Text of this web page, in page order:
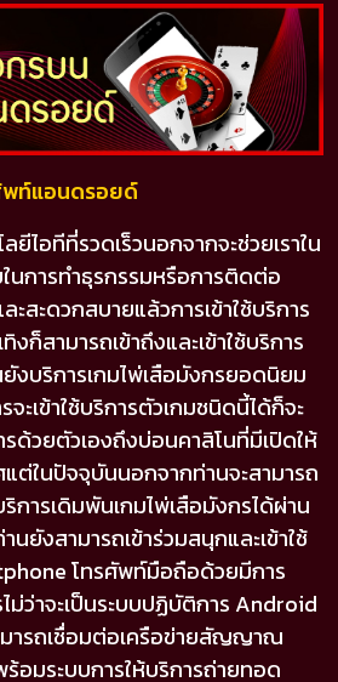
พท์แอนดรอยด์
ไอทีที่รวดเร็วนอกจากจะช่วยเราใน
นการทำธุรกรรมหรือการติดต่อ
สะดวกสบายแล้วการเข้าใช้บริการ
ก็สามารถเข้าถึงและเข้าใช้บริการ
งบริการเกมไพ่เสือมังกรยอดนิยม
ะเข้าใช้บริการตัวเกมชนิดนี้ได้ก็จะ
รด้วยตัวเองถึงบ่อนคาสิโนที่มีเปิดให้
แต่ในปัจจุบันนอกจากท่านจะสามารถ
ริการเดิมพันเกมไพ่เสือมังกรได้ผ่าน
ยังสามารถเข้าร่วมสนุกและเข้าใช้
โทรศัพท์มือถือด้วยมีการ
ม่ว่าจะเป็นระบบปฏิบัติการ Android
ารถเชื่อมต่อเครือข่ายสัญญาณ
อมระบบการให้บริการถ่ายทอด